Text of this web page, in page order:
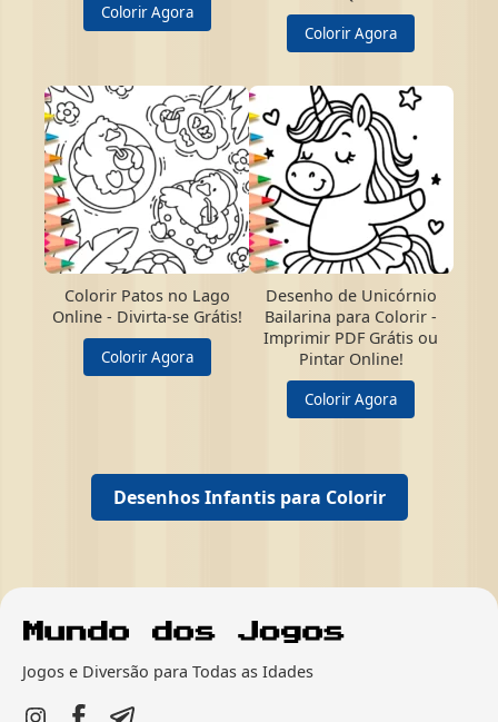
Colorir Agora
Colorir Agora
Colorir Patos no Lago
Online - Divirta-se Grátis!
Colorir Agora
Desenho de Unicórnio
Bailarina para Colorir -
Imprimir PDF Grátis ou
Pintar Online!
Colorir Agora
Desenhos Infantis para Colorir
Jogos e Diversão para Todas as Idades